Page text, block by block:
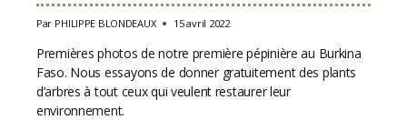
Par PHILIPPE BLONDEAUX 15 avril 2022
Premières photos de notre première pépinière au Burkina
Faso. Nous essayons de donner gratuitement des plants
d’arbres à tout ceux qui veulent restaurer leur
environnement.